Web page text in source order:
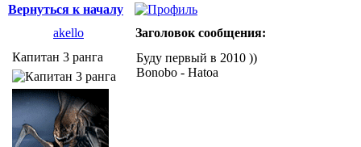
Вернуться к началу
akello
Заголовок сообщения:
Капитан 3 ранга
Буду первый в 2010 ))
Bonobo - Hatoa